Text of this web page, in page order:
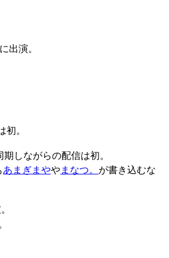
に出演。
。
しながらの配信は初。
あまぎまややまなつ。 が書き込むな
。